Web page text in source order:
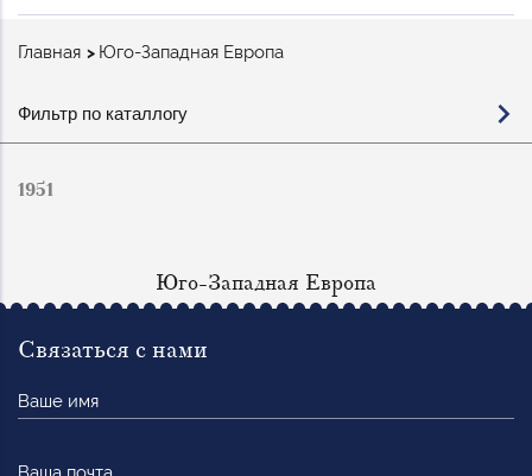
Строка
Главная Юго-Западная Европа
по
Фильтр по каталлогу
1951
Юго-Западная Европа
Связаться с нами
имя
почта